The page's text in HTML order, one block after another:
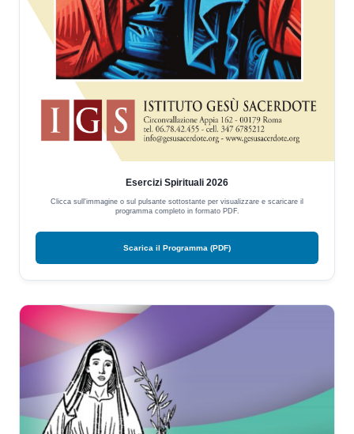
Esercizi Spirituali 2026
Clicca sull'immagine o sul pulsante sottostante per visualizzare e scaricare il
programma completo in formato PDF.
Scarica il Programma (PDF)